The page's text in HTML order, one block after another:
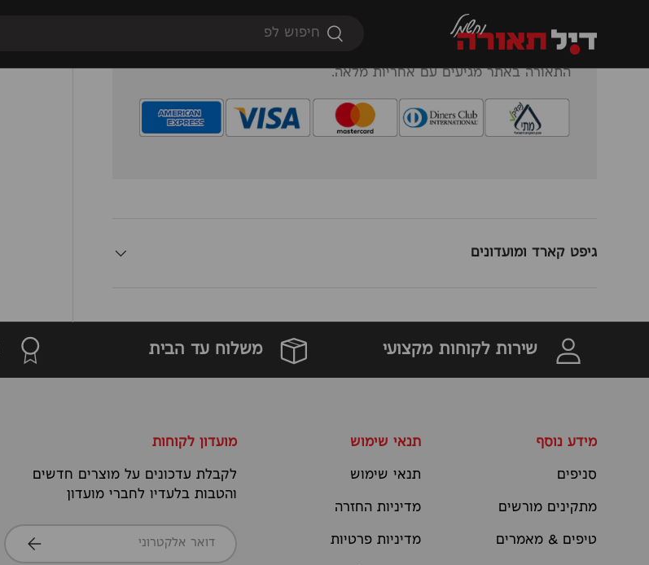
חיפוש
חיפוש
כל אמצעי התשלום באתר מאובטחים ומאושרים על ידי חברת האשראי, כל
הפריטים הרלוונטים עברו בדיקה ואישור של מכון התקנים וכן כל גופי
התאורה באתר מגיעים עם אחריות מלאה.
גיפט קארד ומועדונים
שירות לקוחות מקצועי משלוח עד הבית
מידע נוסף
סניפים
מתקינים מורשים
טיפים & מאמרים
תנאי שימוש
תנאי שימוש
מדיניות החזרה
מדיניות פרטיות
מועדון לקוחות
לקבלת עדכונים על מוצרים חדשים
והטבות בלעדיו לחברי מועדון
דואר אלקטרוני
הרשמה